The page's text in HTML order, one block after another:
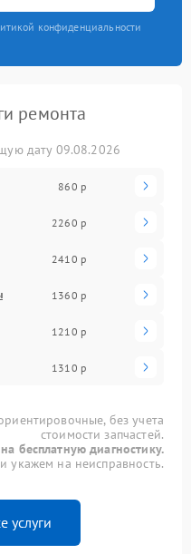
конфиденциальности
ремонта
дату 09.08.2026
860 р
2260 р
2410 р
1360 р
1210 р
1310 р
без учета
стоимости запчастей.
бесплатную диагностику.
укажем на неисправность.
услуги